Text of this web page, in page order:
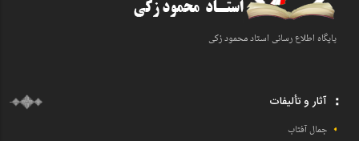
پایگاه اطلاع رسانی اسـتاد محمود زکی
آثار و تألیفات
جمال آفتاب